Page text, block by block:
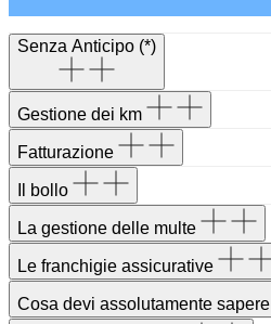
Senza Anticipo (*)
Gestione dei km
Fatturazione
Il bollo
La gestione delle multe
Le franchigie assicurative
Cosa devi assolutamente sapere